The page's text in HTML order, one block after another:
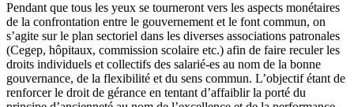
Pendant que tous les yeux se tourneront vers les aspects monétaires
de la confrontation entre le gouvernement et le font commun, on
s’agite sur le plan sectoriel dans les diverses associations patronales
(Cegep, hôpitaux, commission scolaire etc.) afin de faire reculer les
droits individuels et collectifs des salarié-es au nom de la bonne
gouvernance, de la flexibilité et du sens commun. L’objectif étant de
renforcer le droit de gérance en tentant d’affaiblir la porté du